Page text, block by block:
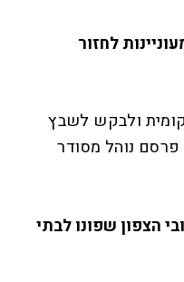
לחזור
ולבקש לשבץ
נוהל מסודר
הצפון שפונו לבתי